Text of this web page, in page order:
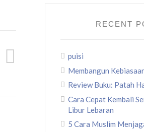
RECENT
puisi
Membangun
Review Buku: Patah
Cara Cepat Kembali
Libur Lebaran
5 Cara Muslim